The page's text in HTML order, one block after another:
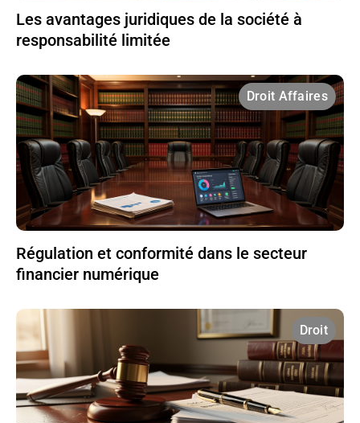
Les avantages juridiques de la société à
responsabilité limitée
Droit Affaires
Régulation et conformité dans le secteur
financier numérique
Droit